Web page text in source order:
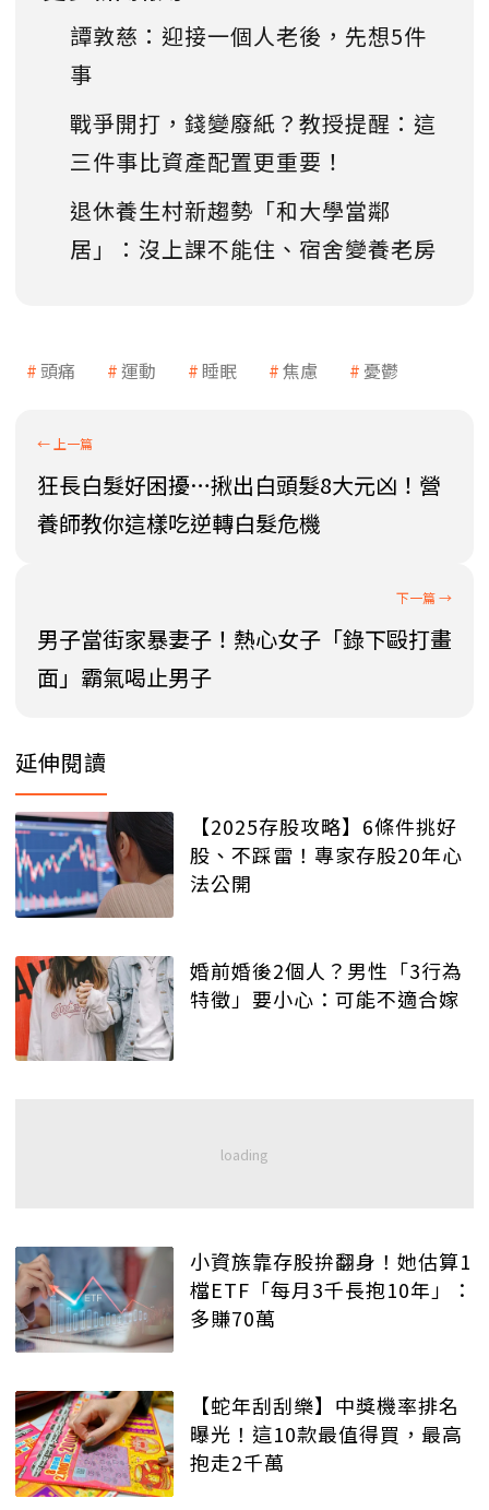
譚敦慈：迎接一個人老後，先想5件
事
戰爭開打，錢變廢紙？教授提醒：這
三件事比資產配置更重要！
退休養生村新趨勢「和大學當鄰
居」：沒上課不能住、宿舍變養老房
頭痛 運動 睡眠 焦慮 憂鬱
狂長白髮好困擾…揪出白頭髮8大元凶！營
養師教你這樣吃逆轉白髮危機
男子當街家暴妻子！熱心女子「錄下毆打畫
面」霸氣喝止男子
延伸閱讀
【2025存股攻略】6條件挑好
股、不踩雷！專家存股20年心
法公開
婚前婚後2個人？男性「3行為
特徵」要小心：可能不適合嫁
小資族靠存股拚翻身！她估算1
檔ETF「每月3千長抱10年」：
多賺70萬
【蛇年刮刮樂】中獎機率排名
曝光！這10款最值得買，最高
抱走2千萬